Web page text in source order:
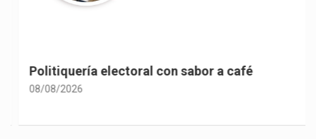
Politiquería electoral con sabor a café
08/08/2026